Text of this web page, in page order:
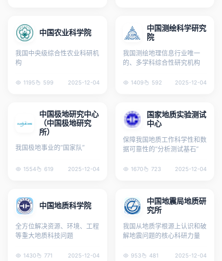
中国农业科学院
我国中央级综合性农业科研机
构
1195 599 2025-12-04
中国测绘科学研究
院
我国测绘地理信息行业唯一
的、多学科综合性研究机构
1409 592 2025-12-04
中国极地研究中心
（中国极地研究
所）
我国极地事业的“国家队”
1554 619 2025-12-04
国家地质实验测试
中心
保障我国地质工作科学性和数
据可靠性的“分析测试基石”
1670 723 2025-12-04
中国地质科学院
全方位解决资源、环境、工程
等重大地质科技问题
1430 771 2025-12-04
中国地震局地质研
究所
我国从地质学根源上认识和破
解地震问题的核心科研力量
953 481 2025-12-04